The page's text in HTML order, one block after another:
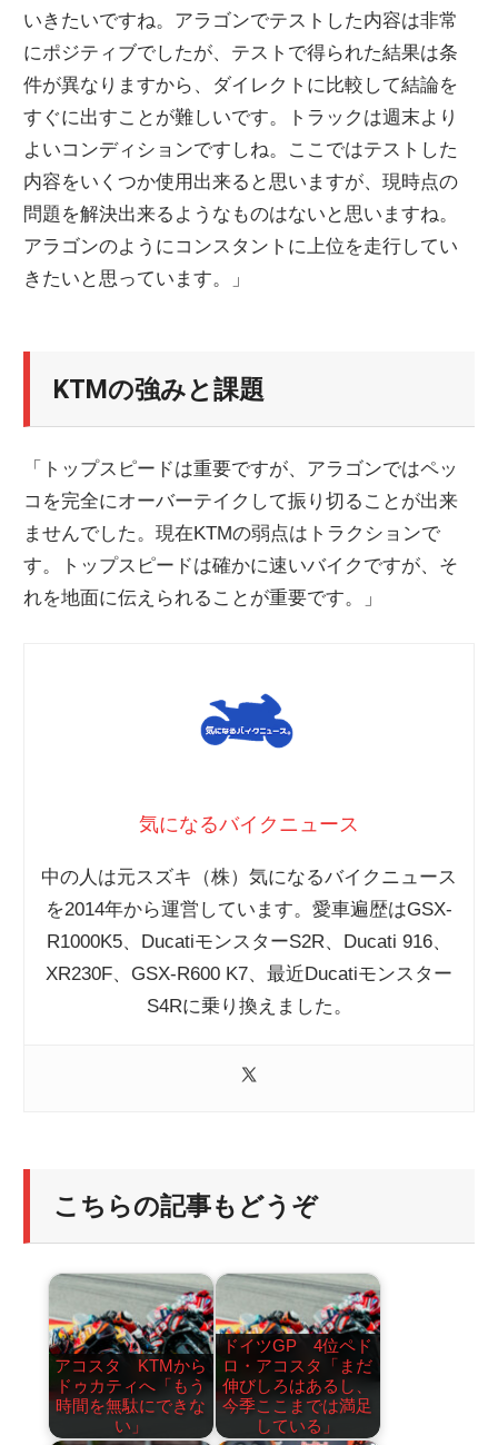
いきたいですね。アラゴンでテストした内容は非常
にポジティブでしたが、テストで得られた結果は条
件が異なりますから、ダイレクトに比較して結論を
すぐに出すことが難しいです。トラックは週末より
よいコンディションですしね。ここではテストした
内容をいくつか使用出来ると思いますが、現時点の
問題を解決出来るようなものはないと思いますね。
アラゴンのようにコンスタントに上位を走行してい
きたいと思っています。」
KTMの強みと課題
「トップスピードは重要ですが、アラゴンではペッ
コを完全にオーバーテイクして振り切ることが出来
ませんでした。現在KTMの弱点はトラクションで
す。トップスピードは確かに速いバイクですが、そ
れを地面に伝えられることが重要です。」
気になるバイクニュース
中の人は元スズキ（株）気になるバイクニュース
を2014年から運営しています。愛車遍歴はGSX-
R1000K5、DucatiモンスターS2R、Ducati 916、
XR230F、GSX-R600 K7、最近Ducatiモンスター
S4Rに乗り換えました。
こちらの記事もどうぞ
アコスタ KTMから
ドゥカティへ「もう
時間を無駄にできな
い」
ドイツGP 4位ペド
ロ・アコスタ「まだ
伸びしろはあるし、
今季ここまでは満足
している」